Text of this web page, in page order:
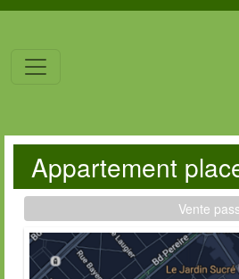
Appartement
Vente